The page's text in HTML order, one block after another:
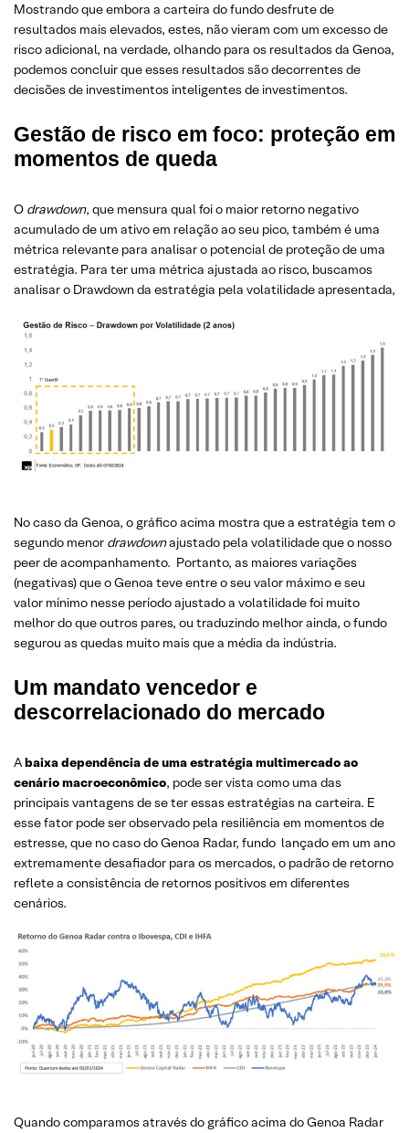
Mostrando que embora a carteira do fundo desfrute de
resultados mais elevados, estes, não vieram com um excesso de
risco adicional, na verdade, olhando para os resultados da Genoa,
podemos concluir que esses resultados são decorrentes de
decisões de investimentos inteligentes de investimentos.
Gestão de risco em foco: proteção em
momentos de queda
O drawdown, que mensura qual foi o maior retorno negativo
acumulado de um ativo em relação ao seu pico, também é uma
métrica relevante para analisar o potencial de proteção de uma
estratégia. Para ter uma métrica ajustada ao risco, buscamos
analisar o Drawdown da estratégia pela volatilidade apresentada,
No caso da Genoa, o gráfico acima mostra que a estratégia tem o
segundo menor drawdownajustado pela volatilidade que o nosso
peer de acompanhamento. Portanto, as maiores variações
(negativas) que o Genoa teve entre o seu valor máximo e seu
valor mínimo nesse período ajustado a volatilidade foi muito
melhor do que outros pares, ou traduzindo melhor ainda, o fundo
segurou as quedas muito mais que a média da indústria.
Um mandato vencedor e
descorrelacionado do mercado
Abaixa dependência de uma estratégia multimercado ao
cenário macroeconômico, pode ser vista como uma das
principais vantagens de se ter essas estratégias na carteira. E
esse fator pode ser observado pela resiliência em momentos de
estresse, que no caso do Genoa Radar, fundo lançado em um ano
extremamente desafiador para os mercados, o padrão de retorno
reflete a consistência de retornos positivos em diferentes
cenários.
Quando comparamos através do gráfico acima do Genoa Radar